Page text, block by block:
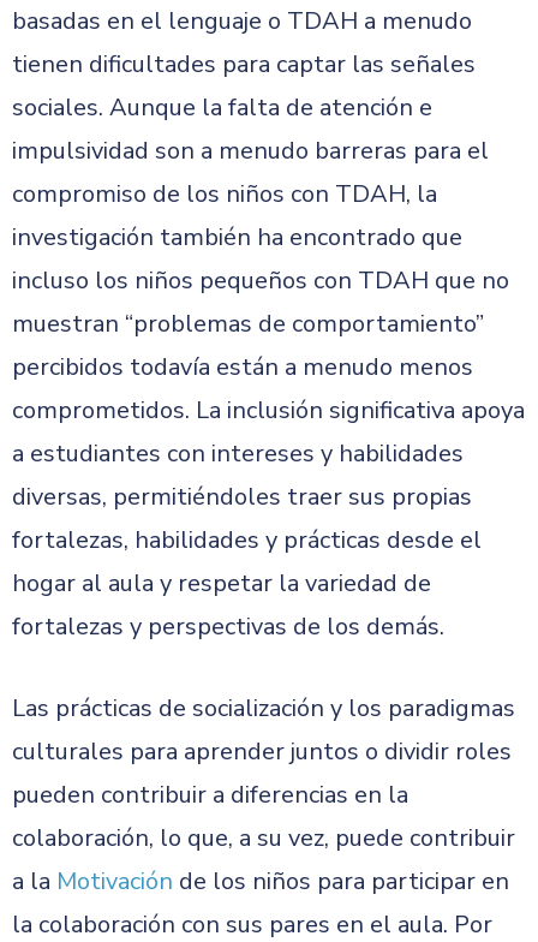
basadas en el lenguaje o TDAH a menudo
tienen dificultades para captar las señales
sociales. Aunque la falta de atención e
impulsividad son a menudo barreras para el
compromiso de los niños con TDAH, la
investigación también ha encontrado que
incluso los niños pequeños con TDAH que no
muestran “problemas de comportamiento”
percibidos todavía están a menudo menos
comprometidos. La inclusión significativa apoya
a estudiantes con intereses y habilidades
diversas, permitiéndoles traer sus propias
fortalezas, habilidades y prácticas desde el
hogar al aula y respetar la variedad de
fortalezas y perspectivas de los demás.
Las prácticas de socialización y los paradigmas
culturales para aprender juntos o dividir roles
pueden contribuir a diferencias en la
colaboración, lo que, a su vez, puede contribuir
a la Motivación de los niños para participar en
la colaboración con sus pares en el aula. Por